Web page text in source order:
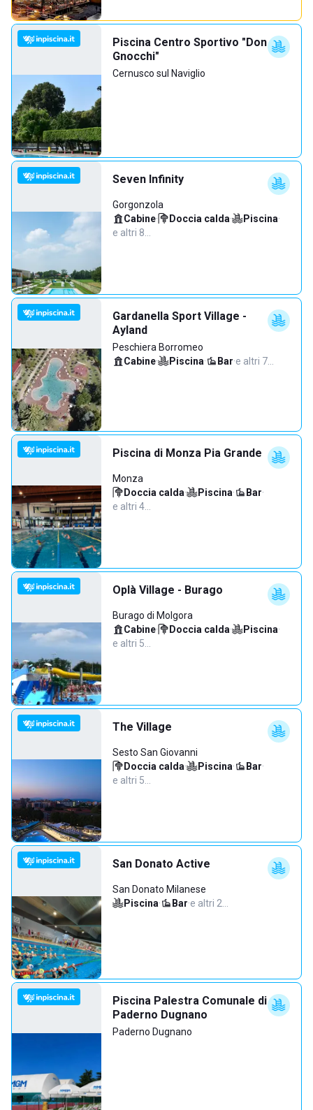
Piscina Centro Sportivo "Don
Gnocchi"
Cernusco sul Naviglio
Seven Infinity
Gorgonzola
Cabine· Doccia calda· Piscina·
e altri 8…
Gardanella Sport Village -
Ayland
Peschiera Borromeo
Cabine· Piscina· Bar·e altri 7…
Piscina di Monza Pia Grande
Monza
Doccia calda· Piscina· Bar·
e altri 4…
Oplà Village - Burago
Burago di Molgora
Cabine· Doccia calda· Piscina·
e altri 5…
The Village
Sesto San Giovanni
Doccia calda· Piscina· Bar·
e altri 5…
San Donato Active
San Donato Milanese
Piscina· Bar·e altri 2…
Piscina Palestra Comunale di
Paderno Dugnano
Paderno Dugnano